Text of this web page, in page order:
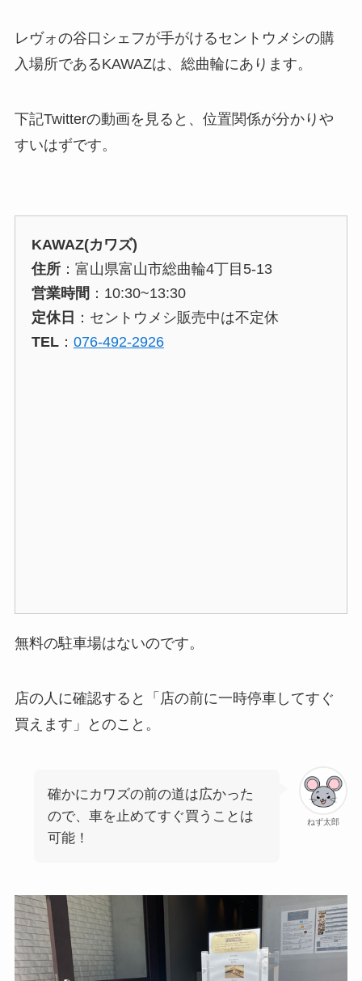
レヴォの谷口シェフが手がけるセントウメシの購
入場所であるKAWAZは、総曲輪にあります。
下記Twitterの動画を見ると、位置関係が分かりや
すいはずです。
KAWAZ(カワズ)
住所：富山県富山市総曲輪4丁目5-13
営業時間 ：10:30~13:30
定休日 ：セントウメシ販売中は不定休
TEL： 076-492-2926
無料の駐車場はないのです。
店の人に確認すると「店の前に一時停車してすぐ
買えます」とのこと。
ねず太郎
確かにカワズの前の道は広かった
ので、車を止めてすぐ買うことは
可能！